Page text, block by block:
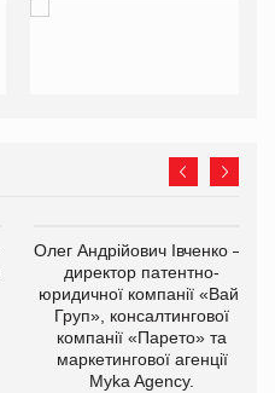
Олег Андрійович Івченко —
директор патентно-
юридичної компанії «Вайз
Груп», консалтингової
компанії «Парето» та
маркетингової агенції
Myka Agency.